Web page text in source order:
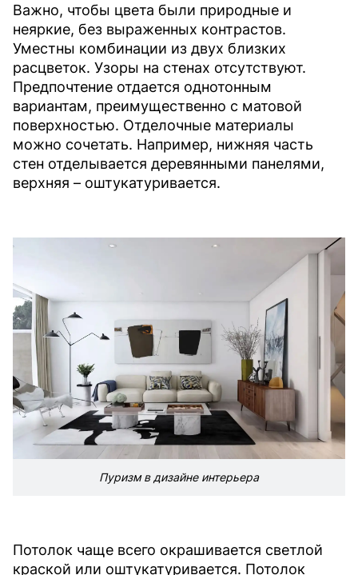
Важно, чтобы цвета были природные и
неяркие, без выраженных контрастов.
Уместны комбинации из двух близких
расцветок. Узоры на стенах отсутствуют.
Предпочтение отдается однотонным
вариантам, преимущественно с матовой
поверхностью. Отделочные материалы
можно сочетать. Например, нижняя часть
стен отделывается деревянными панелями,
верхняя – оштукатуривается.
Пуризм в дизайне интерьера
Потолок чаще всего окрашивается светлой
краской или оштукатуривается. Потолок